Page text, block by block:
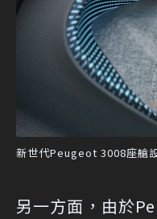
新世代Peugeot 3008座艙
另一方面，由於